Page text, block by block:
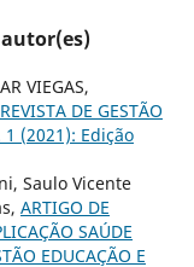
VIEGAS,
DE GESTÃO
1 (2021): Edição
Saulo Vicente
ARTIGO DE
SAÚDE
EDUCAÇÃO E